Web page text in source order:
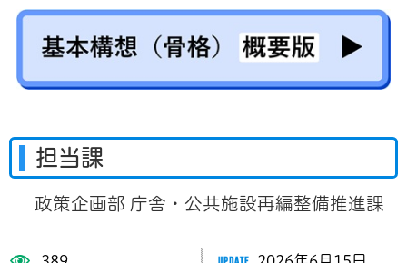
担当課
政策企画部 庁舎・公共施設再編整備推進課